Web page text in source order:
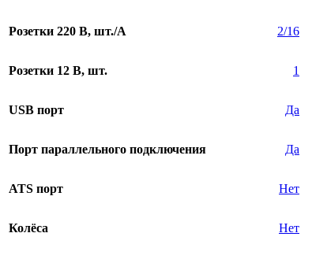
Розетки 220 В, шт./A 2/16
Розетки 12 В, шт. 1
USB порт Да
Порт параллельного подключения Да
ATS порт Нет
Колёса Нет